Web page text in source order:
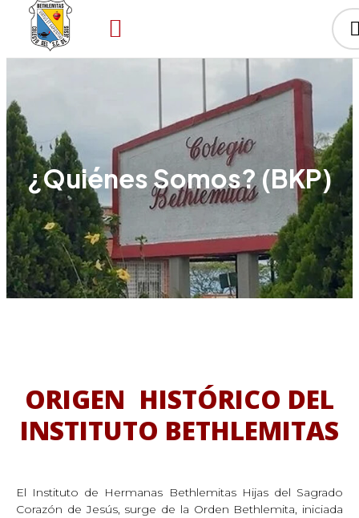
¿Quiénes Somos? (BKP)
ORIGEN HISTÓRICO DEL
INSTITUTO BETHLEMITAS
El Instituto de Hermanas Bethlemitas Hijas del Sagrado
Corazón de Jesús, surge de la Orden Bethlemita, iniciada